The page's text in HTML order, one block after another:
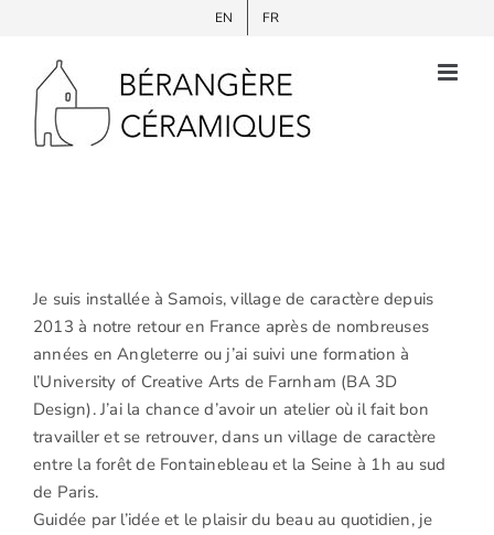
contenu
EN FR
Je suis installée à Samois, village de caractère depuis
2013 à notre retour en France après de nombreuses
années en Angleterre ou j’ai suivi une formation à
l’University of Creative Arts de Farnham (BA 3D
Design). J’ai la chance d’avoir un atelier où il fait bon
travailler et se retrouver, dans un village de caractère
entre la forêt de Fontainebleau et la Seine à 1h au sud
de Paris.
Guidée par l’idée et le plaisir du beau au quotidien, je